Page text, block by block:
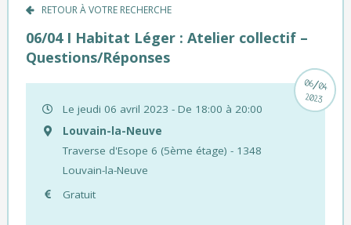
RETOUR À VOTRE RECHERCHE
06/04 I Habitat Léger : Atelier collectif –
Questions/Réponses
Le jeudi 06 avril 2023 - De 18:00 à 20:00
Louvain-la-Neuve
Traverse d'Esope 6 (5ème étage) - 1348
Louvain-la-Neuve
Gratuit
06/04
2023